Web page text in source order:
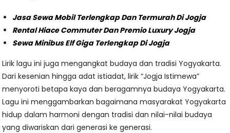
Jasa Sewa Mobil Terlengkap Dan Termurah Di Jogja
Rental Hiace Commuter Dan Premio Luxury Jogja
Sewa Minibus Elf Giga Terlengkap Di Jogja
Lirik lagu ini juga mengangkat budaya dan tradisi Yogyakarta.
Dari kesenian hingga adat istiadat, lirik “Jogja Istimewa”
menyoroti betapa kaya dan beragamnya budaya Yogyakarta.
Lagu ini menggambarkan bagaimana masyarakat Yogyakarta
hidup dalam harmoni dengan tradisi dan nilai-nilai budaya
yang diwariskan dari generasi ke generasi.